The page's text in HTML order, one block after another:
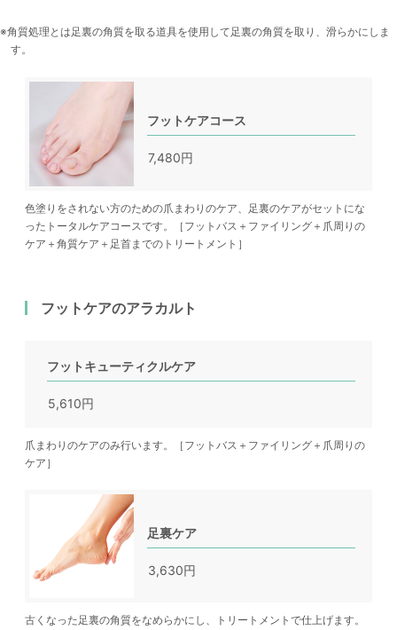
角質処理とは足裏の角質を取る道具を使用して足裏の角質を取り、滑らかにしま
す。
フットケアコース
7,480円
色塗りをされない方のための爪まわりのケア、足裏のケアがセットにな
ったトータルケアコースです。［フットバス＋ファイリング＋爪周りの
ケア＋角質ケア＋足首までのトリートメント］
フットケアのアラカルト
フットキューティクルケア
5,610円
爪まわりのケアのみ行います。［フットバス＋ファイリング＋爪周りの
ケア］
足裏ケア
3,630円
古くなった足裏の角質をなめらかにし、トリートメントで仕上げます。